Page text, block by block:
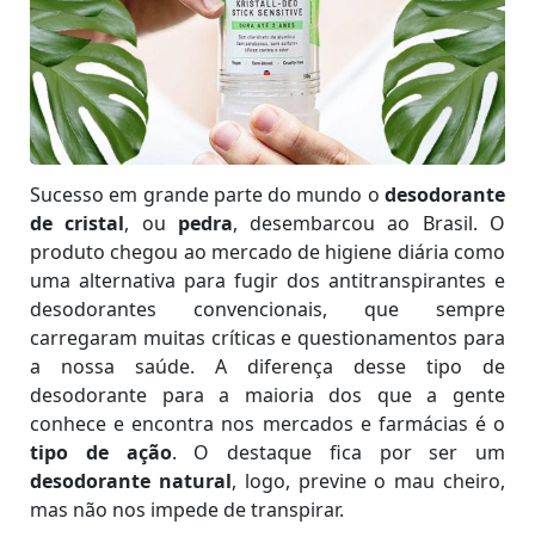
Sucesso em grande parte do mundo o desodorante
de cristal, ou pedra, desembarcou ao Brasil. O
produto chegou ao mercado de higiene diária como
uma alternativa para fugir dos antitranspirantes e
desodorantes convencionais, que sempre
carregaram muitas críticas e questionamentos para
a nossa saúde. A diferença desse tipo de
desodorante para a maioria dos que a gente
conhece e encontra nos mercados e farmácias é o
tipo de ação. O destaque fica por ser um
desodorante natural, logo, previne o mau cheiro,
mas não nos impede de transpirar.